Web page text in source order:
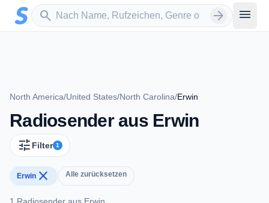
Zum Hauptinhalt springen
search
Sender suchen arrow_forward menu
North America/United States/North Carolina/Erwin
Radiosender aus Erwin
tune Filter 1
Erwin close Alle zurücksetzen